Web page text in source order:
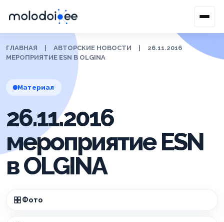
ГЛАВНАЯ АВТОРСКИЕ НОВОСТИ
26.11.2016
МЕРОПРИЯТИЕ ESN В OLGINA
Материал
26.11.2016
мероприятие ESN
в OLGINA
Фото